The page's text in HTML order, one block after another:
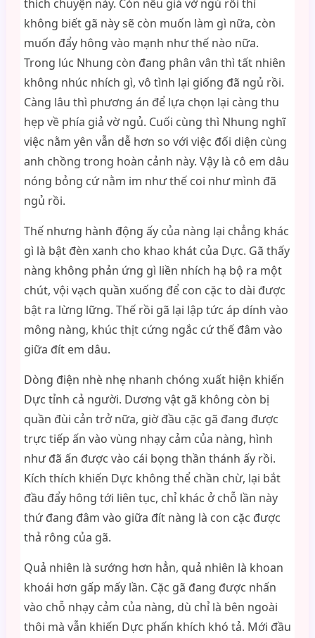
thích chuyện này. Còn nếu giả vờ ngủ rồi thì
không biết gã này sẽ còn muốn làm gì nữa, còn
muốn đẩy hông vào mạnh như thế nào nữa.
Trong lúc Nhung còn đang phân vân thì tất nhiên
không nhúc nhích gì, vô tình lại giống đã ngủ rồi.
Càng lâu thì phương án để lựa chọn lại càng thu
hẹp về phía giả vờ ngủ. Cuối cùng thì Nhung nghĩ
việc nằm yên vẫn dễ hơn so với việc đối diện cùng
anh chồng trong hoàn cảnh này. Vậy là cô em dâu
nóng bỏng cứ nằm im như thế coi như mình đã
ngủ rồi.
Thế nhưng hành động ấy của nàng lại chẳng khác
gì là bật đèn xanh cho khao khát của Dực. Gã thấy
nàng không phản ứng gì liền nhích hạ bộ ra một
chút, vội vạch quần xuống để con cặc to dài được
bật ra lừng lững. Thế rồi gã lại lập tức áp dính vào
mông nàng, khúc thịt cứng ngắc cứ thế đâm vào
giữa đít em dâu.
Dòng điện nhè nhẹ nhanh chóng xuất hiện khiến
Dực tỉnh cả người. Dương vật gã không còn bị
quần đùi cản trở nữa, giờ đầu cặc gã đang được
trực tiếp ấn vào vùng nhạy cảm của nàng, hình
như đã ấn được vào cái bọng thần thánh ấy rồi.
Kích thích khiến Dực không thể chần chừ, lại bắt
đầu đẩy hông tới liên tục, chỉ khác ở chỗ lần này
thứ đang đâm vào giữa đít nàng là con cặc được
thả rông của gã.
Quả nhiên là sướng hơn hẳn, quả nhiên là khoan
khoái hơn gấp mấy lần. Cặc gã đang được nhấn
vào chỗ nhạy cảm của nàng, dù chỉ là bên ngoài
thôi mà vẫn khiến Dực phấn khích khó tả. Mới đầu